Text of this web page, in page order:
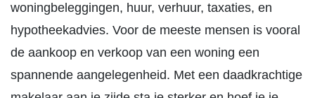
woningbeleggingen, huur, verhuur, taxaties, en
hypotheekadvies. Voor de meeste mensen is vooral
de aankoop en verkoop van een woning een
spannende aangelegenheid. Met een daadkrachtige